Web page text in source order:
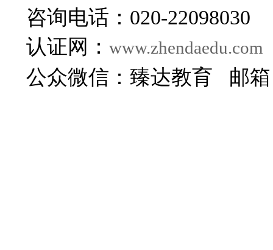
咨询电话：020-22098030
认证网： www.zhendaedu.com
公众微信：臻达教育 邮箱